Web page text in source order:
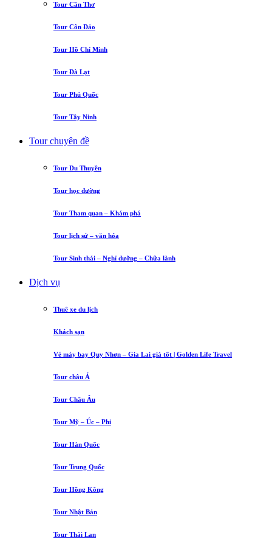
Tour Cần Thơ
Tour Côn Đảo
Tour Hồ Chí Minh
Tour Đà Lạt
Tour Phú Quốc
Tour Tây Ninh
Tour chuyên đề
Tour Du Thuyền
Tour học đường
Tour Tham quan – Khám phá
Tour lịch sử – văn hóa
Tour Sinh thái – Nghỉ dưỡng – Chữa lành
Dịch vụ
Thuê xe du lịch
Khách sạn
Vé máy bay Quy Nhơn – Gia Lai giá tốt | Golden Life Travel
Tour châu Á
Tour Châu Âu
Tour Mỹ – Úc – Phi
Tour Hàn Quốc
Tour Trung Quốc
Tour Hồng Kông
Tour Nhật Bản
Tour Thái Lan